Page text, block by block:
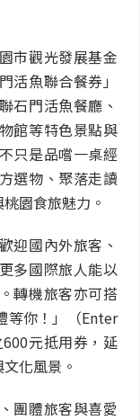
市觀光發展基金
活魚聯合餐券」
石門活魚餐廳、
館等特色景點與
只是品嚐一桌經
選物、聚落走讀
園食旅魅力。
迎國內外旅客、
多國際旅人能以
轉機旅客亦可搭
等你！」（Enter
元抵用券，延
化風景。
團體旅客與喜愛